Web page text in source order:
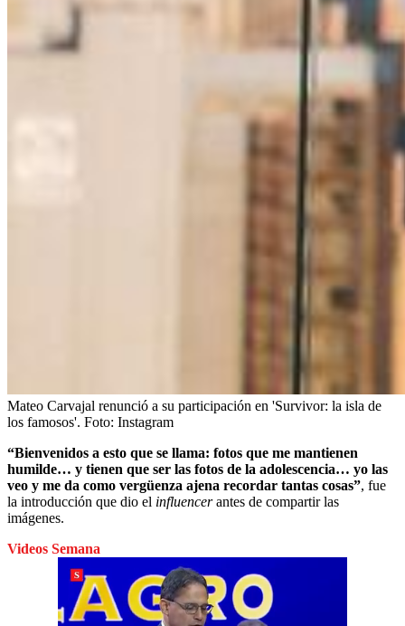
Mateo Carvajal renunció a su participación en 'Survivor: la isla de
los famosos'. Foto: Instagram
“Bienvenidos a esto que se llama: fotos que me mantienen
humilde… y tienen que ser las fotos de la adolescencia… yo las
veo y me da como vergüenza ajena recordar tantas cosas”, fue
la introducción que dio el influencerantes de compartir las
imágenes.
Videos Semana